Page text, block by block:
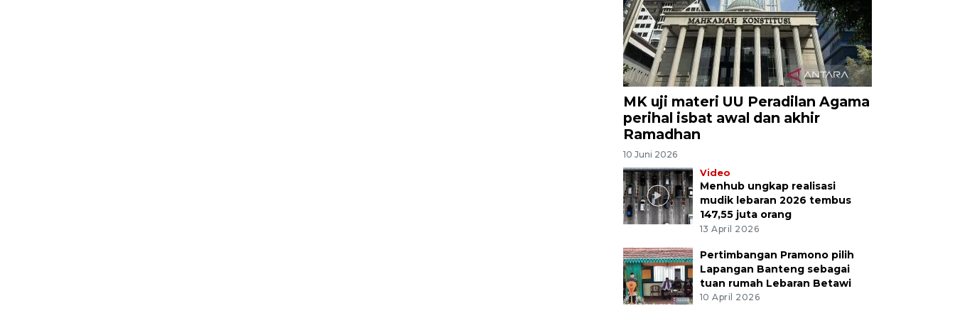
MK uji materi UU Peradilan Agama
perihal isbat awal dan akhir
Ramadhan
10 Juni 2026
Video
Menhub ungkap realisasi
mudik lebaran 2026 tembus
147,55 juta orang
13 April 2026
Pertimbangan Pramono pilih
Lapangan Banteng sebagai
tuan rumah Lebaran Betawi
10 April 2026